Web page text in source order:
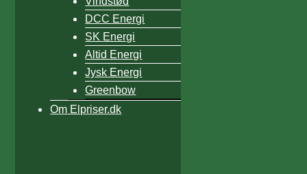
DCC Energi
SK Energi
Altid Energi
Jysk Energi
Greenbow
Om Elpriser.dk